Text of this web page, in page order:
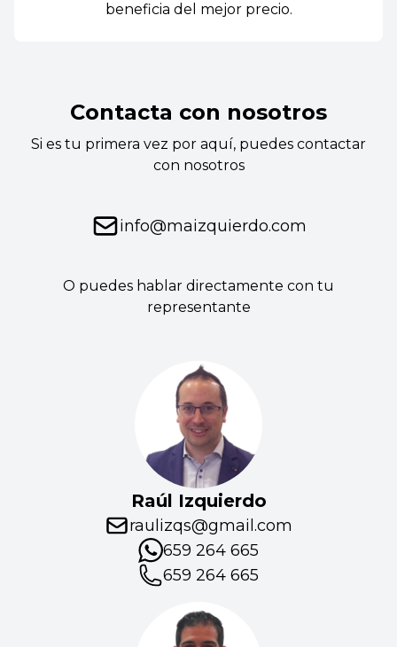
beneficia del mejor precio.
Contacta con nosotros
Si es tu primera vez por aquí, puedes contactar
con nosotros
info@maizquierdo.com
O puedes hablar directamente con tu
representante
Raúl Izquierdo
raulizqs@gmail.com
659 264 665
659 264 665